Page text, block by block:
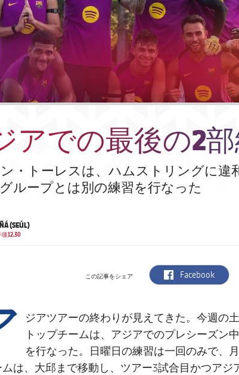
アでの最後の2
・トーレスは、ハムストリングに違
ループとは別の練習を行なった
(SEÚL)
12.30
この記事をシェア Facebook
ジアツアーの終わりが見えてきた。今週の
トップチームは、アジアでのプレシーズン
を行なった。日曜日の練習は一回のみで、
は、大邱まで移動し、ツアー3試合目かつアジ